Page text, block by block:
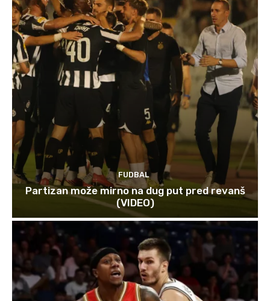
FUDBAL
Partizan može mirno na dug put pred revanš
(VIDEO)